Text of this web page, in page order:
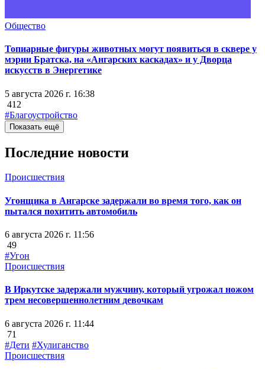
Общество
Топиарные фигуры животных могут появиться в сквере у
мэрии Братска, на «Ангарских каскадах» и у Дворца
искусств в Энергетике
5 августа 2026 г. 16:38
412
#Благоустройство
Показать ещё
Последние новости
Происшествия
Угонщика в Ангарске задержали во время того, как он
пытался похитить автомобиль
6 августа 2026 г. 11:56
49
#Угон
Происшествия
В Иркутске задержали мужчину, который угрожал ножом
трем несовершеннолетним девочкам
6 августа 2026 г. 11:44
71
#Дети #Хулиганство
Происшествия